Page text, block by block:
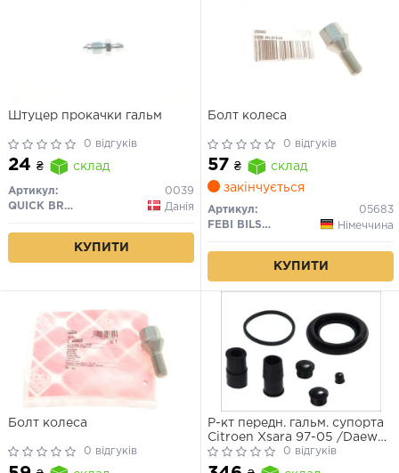
Штуцер прокачки гальм
0 відгуків
24 ₴ склад
Артикул:
0039
QUICK BRAKE
Данія
КУПИТИ
Болт колеса
0 відгуків
57 ₴
склад
закінчується
Артикул:
05683
FEBI BILSTEIN
Німеччина
КУПИТИ
Болт колеса
0 відгуків
Р-кт передн. гальм. супорта
Citroen Xsara 97-05 /Daewoo
Lanos 97-, Nexia 95-97 /Opel
Astra F, Corsa A,B -00
0 відгуків